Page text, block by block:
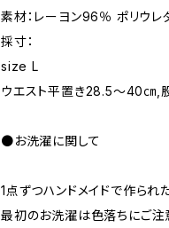
素材：レーヨン96％ ポリウレ
採寸：
size L
ウエスト平置き28.5〜40㎝
●お洗濯に関して
1点ずつハンドメイドで作られ
最初のお洗濯は色落ちにご注